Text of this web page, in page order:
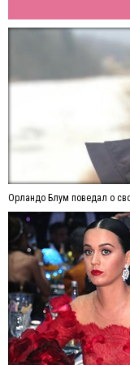
Орландо Блум поведал о